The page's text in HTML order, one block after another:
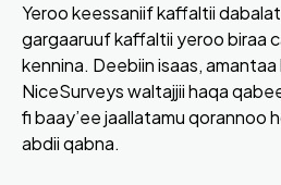
Yeroo keessaniif kaffaltii
gargaaruuf kaffaltii yeroo biraa
kennina. Deebiin isaas,
NiceSurveys waltajjii haqa
fi baay’ee jaallatamu qorannoo
abdii qabna.